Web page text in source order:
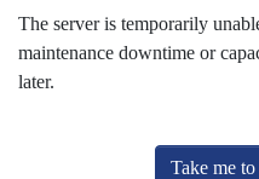
The server is temporarily
maintenance downtime or
later.
Take me